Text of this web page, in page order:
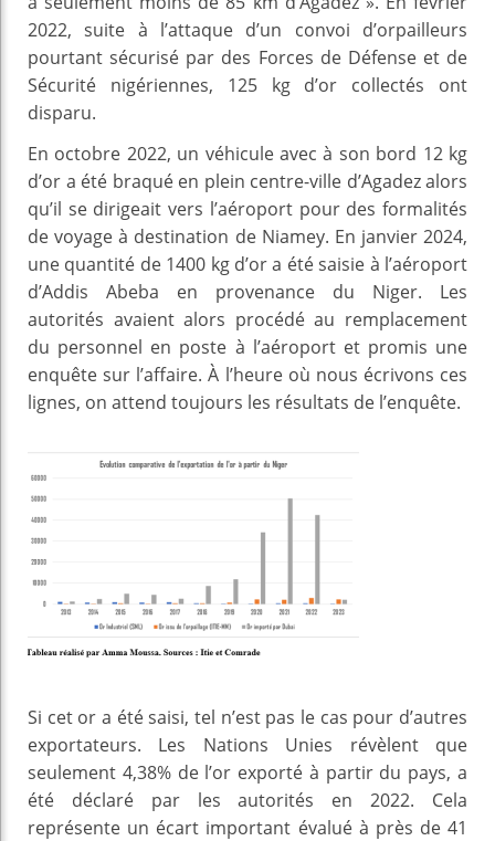
2022, suite à l’attaque d’un convoi d’orpailleurs
pourtant sécurisé par des Forces de Défense et de
Sécurité nigériennes, 125 kg d’or collectés ont
disparu.
En octobre 2022, un véhicule avec à son bord 12 kg
d’or a été braqué en plein centre-ville d’Agadez alors
qu’il se dirigeait vers l’aéroport pour des formalités
de voyage à destination de Niamey. En janvier 2024,
une quantité de 1400 kg d’or a été saisie à l’aéroport
d’Addis Abeba en provenance du Niger. Les
autorités avaient alors procédé au remplacement
du personnel en poste à l’aéroport et promis une
enquête sur l’affaire. À l’heure où nous écrivons ces
lignes, on attend toujours les résultats de l’enquête.
Si cet or a été saisi, tel n’est pas le cas pour d’autres
exportateurs. Les Nations Unies révèlent que
seulement 4,38% de l’or exporté à partir du pays, a
été déclaré par les autorités en 2022. Cela
représente un écart important évalué à près de 41